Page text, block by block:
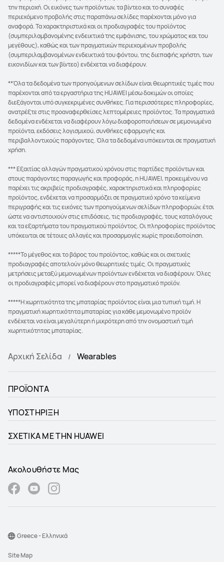
την περιοχή. Οι εικόνες των προϊόντων, τα βίντεο και το συναφές
περιεχόμενο προβολής στις παραπάνω σελίδες παρέχονται μόνο για
αναφορά. Τα χαρακτηριστικά και οι προδιαγραφές του προϊόντος
(συμπεριλαμβανομένης ενδεικτικά της εμφάνισης, του χρώματος και του
μεγέθους), καθώς και των πραγματικών περιεχομένων προβολής
(συμπεριλαμβανομένων ενδεικτικά του φόντου, της διεπαφής χρήστη, των
εικονιδίων και των βίντεο) ενδέχεται να διαφέρουν.
**Όλα τα δεδομένα των προηγούμενων σελίδων είναι θεωρητικές τιμές που
παρέχονται από τα εργαστήρια της HUAWEI μέσω δοκιμών οι οποίες
διεξάγονται υπό συγκεκριμένες συνθήκες. Για περισσότερες πληροφορίες,
ανατρέξτε στις προαναφερθείσες λεπτομέρειες προϊόντος. Τα πραγματικά
δεδομένα ενδέχεται να διαφέρουν λόγω διαφοροποιήσεων σε μεμονωμένα
προϊόντα, εκδόσεις λογισμικού, συνθήκες εφαρμογής και
περιβαλλοντικούς παράγοντες. Όλα τα δεδομένα υπόκεινται σε πραγματική
χρήση.
*** Εξαιτίας αλλαγών πραγματικού χρόνου στις παρτίδες προϊόντων και
στους παράγοντες παραγωγής και προφοράς, η HUAWEI, προκειμένου να
παρέχει τις ακριβείς προδιαγραφές, χαρακτηριστικά και πληροφορίες
προϊόντος, ενδέχεται να προσαρμόζει σε πραγματικό χρόνο τα κείμενα
περιγραφής και τις εικόνες των προηγούμενων σελίδων πληροφοριών, έτσι
ώστε να αντιστοιχούν στις επιδόσεις, τις προδιαγραφές, τους καταλόγους
και τα εξαρτήματα του πραγματικού προϊόντος. Οι πληροφορίες προϊόντος
υπόκεινται σε τέτοιες αλλαγές και προσαρμογές χωρίς προειδοποίηση.
*****Το μέγεθος και το βάρος του προϊόντος, καθώς και οι σχετικές
προδιαγραφές αποτελούν μόνο θεωρητικές τιμές. Οι πραγματικές
μετρήσεις μεταξύ μεμονωμένων προϊόντων ενδέχεται να διαφέρουν. Όλες
οι προδιαγραφές μπορεί να διαφέρουν στο πραγματικό προϊόν.
*****Η χωρητικότητα της μπαταρίας προϊόντος είναι μια τυπική τιμή. Η
πραγματική χωρητικότητα μπαταρίας για κάθε μεμονωμένο προϊόν
ενδέχεται να είναι μεγαλύτερη ή μικρότερη από την ονομαστική τιμή
χωρητικότητας μπαταρίας.
Αρχική Σελίδα Wearables
ΠΡΟΪΟΝΤΑ
ΥΠΟΣΤΗΡΙΞΗ
ΣΧΕΤΙΚΑ ΜΕ ΤΗΝ HUAWEI
Ακολουθήστε Μας
Site Map
Greece - Ελληνικά